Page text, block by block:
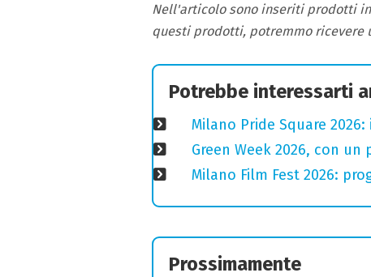
Nell'articolo sono inseriti prodotti
questi prodotti, potremmo ricevere
Potrebbe interessarti
Milano Pride Square
Green Week 2026, con
Milano Film Fest 2026:
Prossimamente